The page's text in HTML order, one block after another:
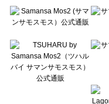
Te chichi（テチチ）のスカート一
Te chichi CLASSIC（テチチ クラ
Lugnoncure（ルノンキュール）
BETTY'S BLUE（べティーズブル
Wpc.（ワールドパーティー）のス